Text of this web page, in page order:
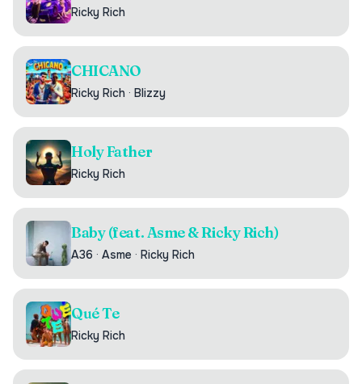
Ricky Rich
CHICANO
Ricky Rich · Blizzy
Holy Father
Ricky Rich
Baby (feat. Asme & Ricky Rich)
A36 · Asme · Ricky Rich
Qué Te
Ricky Rich